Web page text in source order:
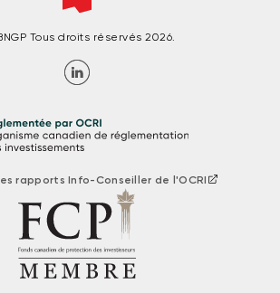
Tous droits réservés 2026.
rapports Info-Conseiller de l'OCRI